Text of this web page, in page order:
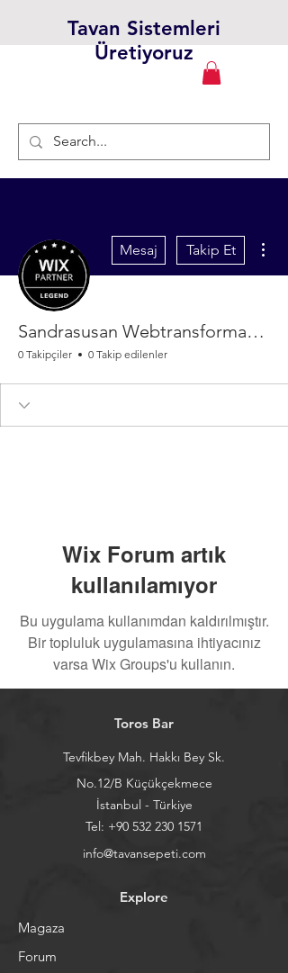
Tavan Sistemleri
Üretiyoruz
Mesaj Takip Et
Sandrasusan Webtransformations
0 Takipçiler 0 Takip edilenler
Wix Forum artık
kullanılamıyor
Bu uygulama kullanımdan kaldırılmıştır.
Bir topluluk uygulamasına ihtiyacınız
varsa Wix Groups'u kullanın.
Toros Bar
Tevfikbey Mah. Hakkı Bey Sk.
No.12/B Küçükçekmece
İstanbul - Türkiye
Tel: +90 532 230 1571
info@tavansepeti.com
Explore
Magaza
Forum